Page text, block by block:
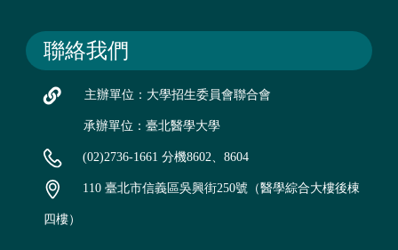
聯絡我們
主辦單位：大學招生委員會聯合會
承辦單位：臺北醫學大學
(02)2736-1661 分機8602、8604
110 臺北市信義區吳興街250號（醫學綜合大樓後棟
四樓）